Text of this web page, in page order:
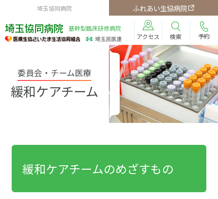
埼玉協同病院 ふれあい生協病院
埼玉協同病院
基幹型臨床研修病院
アクセス
検索 予約
委員会・チーム医療
緩和ケアチーム
緩和ケアチームのめざすもの